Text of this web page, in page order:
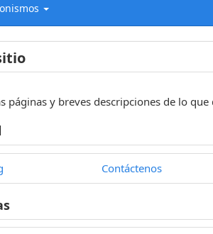
y breves descripciones de lo
Contáctenos